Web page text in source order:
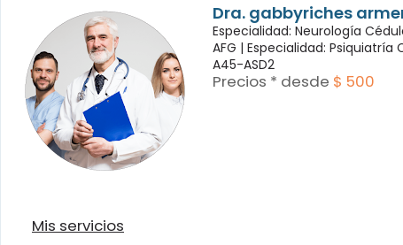
Dra. gabbyriches
Especialidad: Neurología
AFG | Especialidad: Psiquiatría
A45-ASD2
Precios * desde $ 500
Mis servicios